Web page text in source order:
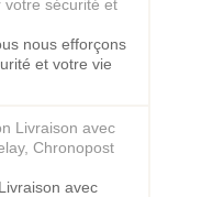
nous efforçons
et votre vie
avec